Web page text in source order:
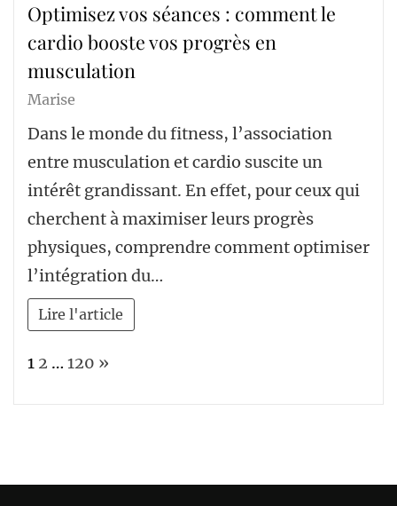
Optimisez vos séances : comment le
cardio booste vos progrès en
musculation
Marise
Dans le monde du fitness, l’association
entre musculation et cardio suscite un
intérêt grandissant. En effet, pour ceux qui
cherchent à maximiser leurs progrès
physiques, comprendre comment optimiser
l’intégration du…
Lire l'article
Page:
1 2 … 120 Next
»